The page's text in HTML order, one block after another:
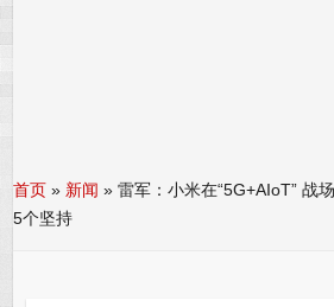
首页 » 新闻 »雷军：小米在“5G+AIoT” 战
5个坚持